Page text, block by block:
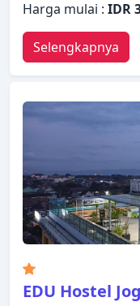
Harga mulai : IDR
Selengkapnya
EDU Hostel